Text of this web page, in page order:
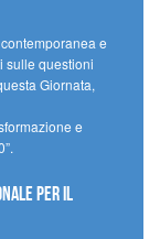
e
sulle questioni
Giornata,
e
per il